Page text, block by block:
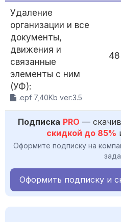
Удаление
организации и все
документы,
движения и
связанные
элементы с ним
(УФ):
.epf 7,40Kb ver:3.5
48
Подписка PRO —
скидкой до 85%
Оформите подписку на
Оформить подписку и